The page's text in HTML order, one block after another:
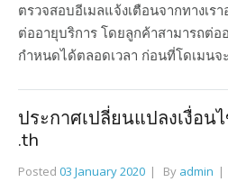
ตรวจสอบอีเมลแจ้งเตือนจากทางเร
ต่ออายุบริการ โดยลูกค้าสามารถต่
กำหนดได้ตลอดเวลา ก่อนที่โดเมน
ประกาศเปลี่ยนแปลงเงื่อน
.th
Posted 03 January 2020 By admin